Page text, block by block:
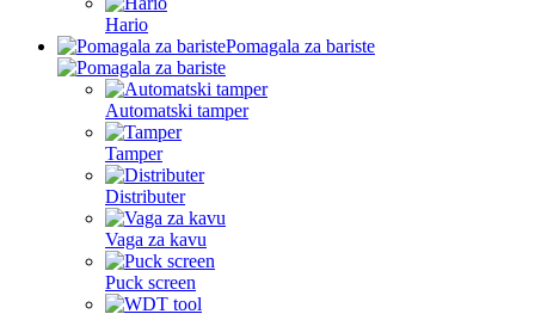
Hario
Pomagala za bariste
Automatski tamper
Tamper
Distributer
Vaga za kavu
Puck screen